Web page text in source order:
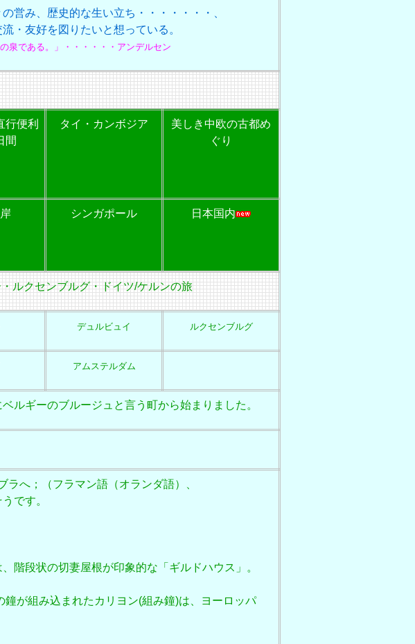
営み、歴史的な生い立ち・・・・・・・、
・友好を図りたいと想っている。
泉である。」・・・・・・アンデルセン
行便利
間
タイ・カンボジア
美しき中欧の古都め
ぐり
シンガポール 日本国内
ルクセンブルグ・ドイツ/ケルンの旅
デュルビュイ ルクセンブルグ
アムステルダム
ルギーのブルージュと言う町から始まりました。
ラへ；（フラマン語（オランダ語）、
です。
階段状の切妻屋根が印象的な「ギルドハウス」。
が組み込まれたカリヨン(組み鐘)は、ヨーロッパ